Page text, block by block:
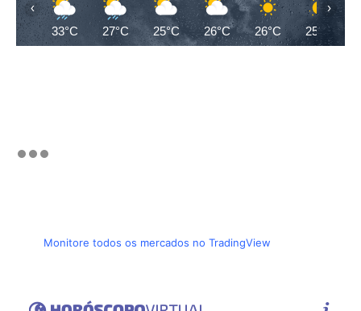
33°C 27°C 25°C 26°C 26°C 25°C
‹ ›
Monitore todos os mercados no TradingView